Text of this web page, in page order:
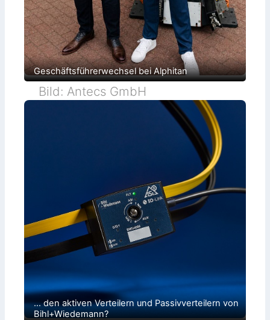
Geschäftsführerwechsel bei Alphitan
Bild: Antecs GmbH
… den aktiven Verteilern und Passivverteilern von
Bihl+Wiedemann?